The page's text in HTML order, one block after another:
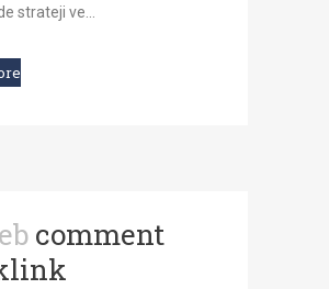
strateji ve...
comment